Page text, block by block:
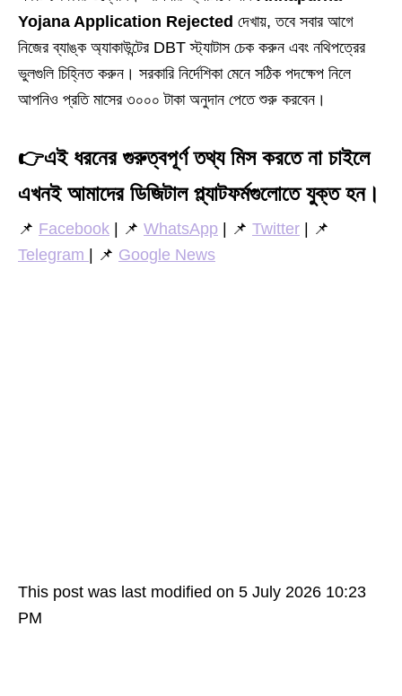
Yojana Application Rejected দেখায়, তবে সবার আগে
নিজের ব্যাঙ্ক অ্যাকাউন্টের DBT স্ট্যাটাস চেক করুন এবং নথিপত্রের
ভুলগুলি চিহ্নিত করুন। সরকারি নির্দেশিকা মেনে সঠিক পদক্ষেপ নিলে
আপনিও প্রতি মাসের ৩০০০ টাকা অনুদান পেতে শুরু করবেন।
👉এই ধরনের গুরুত্বপূর্ণ তথ্য মিস করতে না চাইলে
এখনই আমাদের ডিজিটাল প্ল্যাটফর্মগুলোতে যুক্ত হন।
📌 Facebook | 📌 WhatsApp | 📌 Twitter | 📌
Telegram
| 📌 Google News
This post was last modified on 5 July 2026 10:23
PM